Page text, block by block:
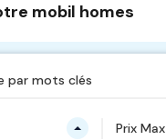
mobil homes
Prix Max